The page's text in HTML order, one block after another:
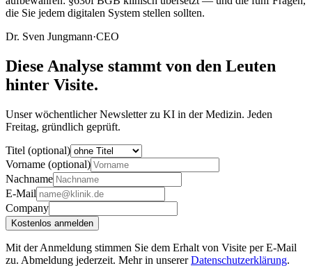
die Sie jedem digitalen System stellen sollten.
Dr. Sven Jungmann·CEO
Diese Analyse stammt von den Leuten
hinter Visite.
Unser wöchentlicher Newsletter zu KI in der Medizin. Jeden
Freitag, gründlich geprüft.
Titel (optional)
Vorname (optional)
Nachname
E-Mail
Company
Kostenlos anmelden
Mit der Anmeldung stimmen Sie dem Erhalt von Visite per E-Mail
zu. Abmeldung jederzeit. Mehr in unserer Datenschutzerklärung.